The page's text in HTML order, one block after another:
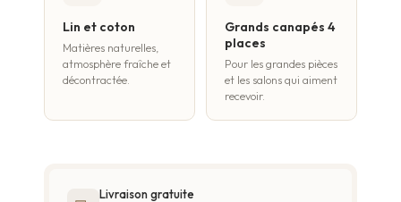
Lin et coton
Matières naturelles,
atmosphère fraîche et
décontractée.
Grands canapés 4
places
Pour les grandes pièces
et les salons qui aiment
recevoir.
Livraison gratuite